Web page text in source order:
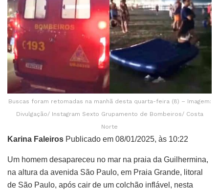
Buscas foram retomadas na manhã desta quarta-feira (8) – Imagem:
Divulgação/ Instagram Sexto Grupamento de Bombeiros/ Costa
Norte
Karina Faleiros Publicado em 08/01/2025, às 10:22
Um homem desapareceu no mar na praia da Guilhermina,
na altura da avenida São Paulo, em Praia Grande, litoral
de São Paulo, após cair de um colchão inflável, nesta